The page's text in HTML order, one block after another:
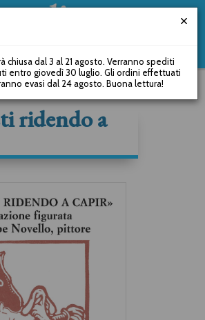
ridendo a
chiusa dal 3 al 21 agosto. Verranno spediti
entro giovedì 30 luglio. Gli ordini effettuati
evasi dal 24 agosto. Buona lettura!